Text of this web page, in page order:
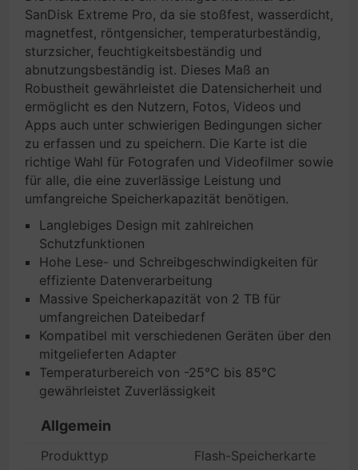
SanDisk Extreme Pro, da sie stoßfest, wasserdicht,
magnetfest, röntgensicher, temperaturbeständig,
sturzsicher, feuchtigkeitsbeständig und
abnutzungsbeständig ist. Dieses Maß an
Robustheit gewährleistet die Datensicherheit und
ermöglicht es den Nutzern, Fotos, Videos und
Apps auch unter schwierigen Bedingungen sicher
zu erfassen und zu speichern. Die Karte ist die
richtige Wahl für Fotografen und Videofilmer sowie
für alle, die eine zuverlässige Leistung und
umfangreiche Speicherkapazität benötigen.
Langlebiges Design mit zahlreichen
Schutzfunktionen
Hohe Lese- und Schreibgeschwindigkeiten für
effiziente Datenverarbeitung
Massive Speicherkapazität von 2 TB für
umfangreichen Dateibedarf
Kompatibel mit verschiedenen Geräten über den
mitgelieferten Adapter
Temperaturbereich von -25°C bis 85°C
gewährleistet Zuverlässigkeit
Allgemein
Produkttyp Flash-Speicherkarte